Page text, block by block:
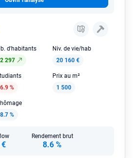
d'habitants
2 297
Niv. de vie/hab
20 160 €
6.9 %
Prix au m²
1 500
8.7 %
€
Rendement brut
8.6 %